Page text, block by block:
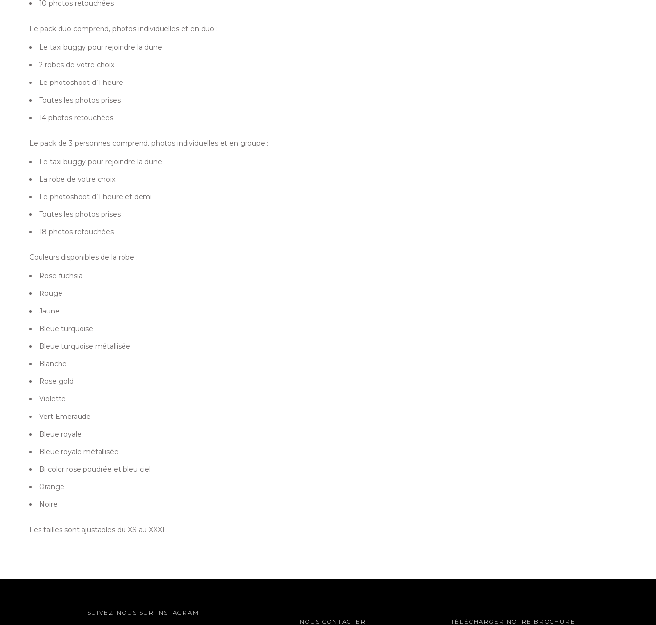
10 photos retouchées
Le pack duo comprend, photos individuelles et en duo :
Le taxi buggy pour rejoindre la dune
2 robes de votre choix
Le photoshoot d’1 heure
Toutes les photos prises
14 photos retouchées
Le pack de 3 personnes comprend, photos individuelles et en groupe :
Le taxi buggy pour rejoindre la dune
La robe de votre choix
Le photoshoot d’1 heure et demi
Toutes les photos prises
18 photos retouchées
Couleurs disponibles de la robe :
Rose fuchsia
Rouge
Jaune
Bleue turquoise
Bleue turquoise métallisée
Blanche
Rose gold
Violette
Vert Emeraude
Bleue royale
Bleue royale métallisée
Bi color rose poudrée et bleu ciel
Orange
Noire
Les tailles sont ajustables du XS au XXXL.
SUIVEZ-NOUS SUR INSTAGRAM !
NOUS CONTACTER
TÉLÉCHARGER NOTRE BROCHURE